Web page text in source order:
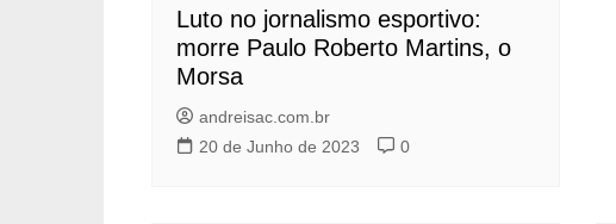
Luto no jornalismo esportivo:
morre Paulo Roberto Martins, o
Morsa
andreisac.com.br
20 de Junho de 2023
0